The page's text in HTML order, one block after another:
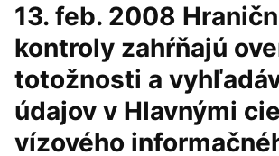
13. feb. 2008
kontroly zahŕňajú
totožnosti a
údajov v Hlavnými
vízového